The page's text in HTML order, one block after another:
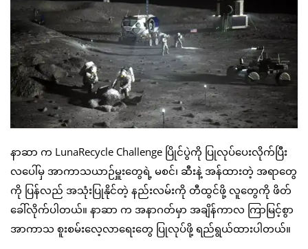
နာဆာ က LunaRecycle Challenge ပြိုင်ပွဲကို ပြုလုပ်ပေးလိုက်ပြီး
လပေါ်မှ အာကာသယာဉ်မှူးတွေရဲ့ မစင်၊ ဆီးနဲ့ အန်ထားတဲ့ အရာတွေ
ကို ပြန်လည် အသုံးပြုနိုင်တဲ့ နည်းလမ်းကို တီထွင်ဖို့ လူတွေကို ဖိတ်
ခေါ်လိုက်ပါတယ်။ နာဆာ က အနာဂတ်မှာ အချိန်ကာလ ကြာမြင့်စွာ
အာကာသ စူးစမ်းလေ့လာရေးတွေ ပြုလုပ်ဖို့ ရည်ရွယ်ထားပါတယ်။